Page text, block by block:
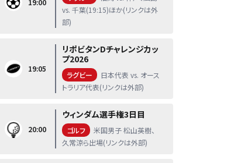
19:00
vs. 千葉(19:15)ほか(リンクは外
部)
19:05
リポビタンDチャレンジカッ
プ2026
ラグビー
日本代表 vs. オース
トラリア代表(リンクは外部)
20:00
ウィンダム選手権3日目
ゴルフ
米国男子 松山英樹、
久常涼ら出場(リンクは外部)